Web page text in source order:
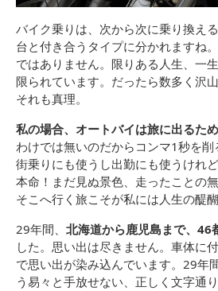
バイク乗りは、次から次に乗り換え
台と付き合うタイプに分かれますね
ではありません。限りある人生、一
限られています。だったら数多く沢
それも真理。
私の場合、オートバイは旅に出るため
わけでは無いのだからコンマ1秒を削
街乗りにも使うし出勤にも使うけれ
本命！まだ見ぬ景色、走ったことの
そこへ行く旅こそが私には人生の醍醐
29年間、 北海道から鹿児島まで、46
した。思い出は尽きません。車体に
で思い出が染み込んでいます。29年
う易々と手放せない、正しく文字通り